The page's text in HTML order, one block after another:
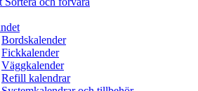
Bordskalender
Fickkalender
Väggkalender
Refill kalendrar